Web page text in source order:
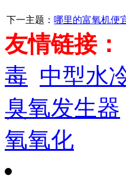
下一主题： 哪里的富氧机便
友情链接：
毒 中型水
臭氧发生器
氧氧化